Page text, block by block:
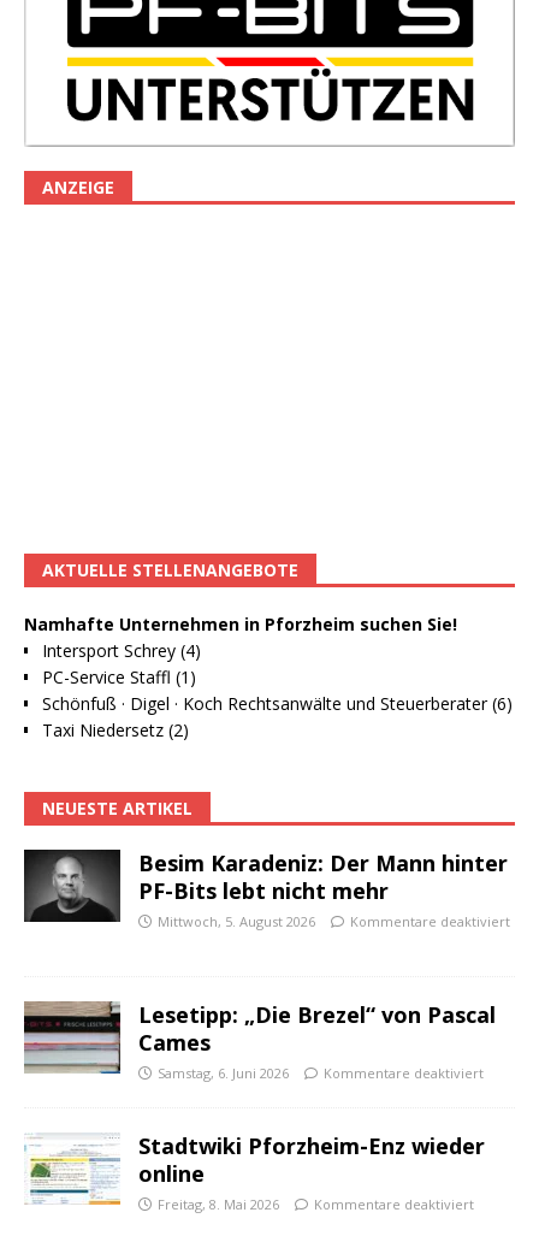
ANZEIGE
AKTUELLE STELLENANGEBOTE
Namhafte Unternehmen in Pforzheim suchen Sie!
Intersport Schrey (4)
PC-Service Staffl (1)
Schönfuß · Digel · Koch Rechtsanwälte und Steuerberater (6)
Taxi Niedersetz (2)
NEUESTE ARTIKEL
Besim Karadeniz: Der Mann hinter
PF-Bits lebt nicht mehr
Mittwoch, 5. August 2026 Kommentare deaktiviert
Lesetipp: „Die Brezel“ von Pascal
Cames
Samstag, 6. Juni 2026 Kommentare deaktiviert
Stadtwiki Pforzheim-Enz wieder
online
Freitag, 8. Mai 2026 Kommentare deaktiviert